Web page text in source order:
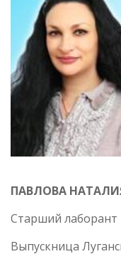
ПАВЛОВА
Старший лаборант
Выпускница